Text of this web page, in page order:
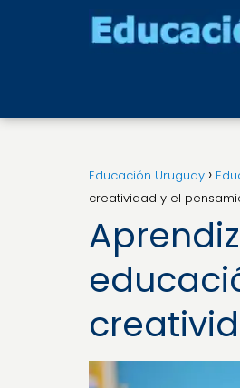
Educación Uruguay
creatividad y el